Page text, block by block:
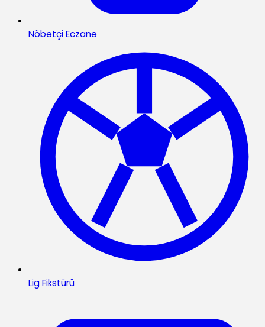
Nöbetçi Eczane
Lig Fikstürü